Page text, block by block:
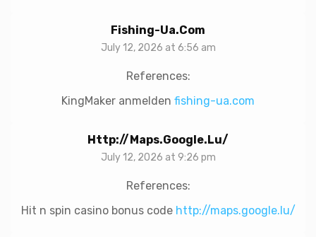
Fishing-Ua.com
July 12, 2026 at 6:56 am
References:
KingMaker anmelden fishing-ua.com
Http://maps.google.lu/
July 12, 2026 at 9:26 pm
References:
Hit n spin casino bonus code http://maps.google.lu/